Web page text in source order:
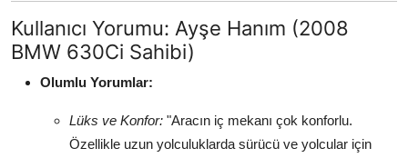
Kullanıcı Yorumu: Ayşe Hanım (2008
BMW 630Ci Sahibi)
Olumlu Yorumlar:
Lüks ve Konfor: "Aracın iç mekanı çok konforlu.
Özellikle uzun yolculuklarda sürücü ve yolcular için